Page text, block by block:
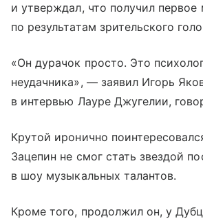
и утверждал, что получил первое
по результатам зрительского
«Он дурачок просто. Это
неудачника», — заявил Игорь
в интервью Лауре Джугелии,
Крутой иронично
Зацепин не смог стать звездой
в шоу музыкальных талантов.
Кроме того, продолжил он, у